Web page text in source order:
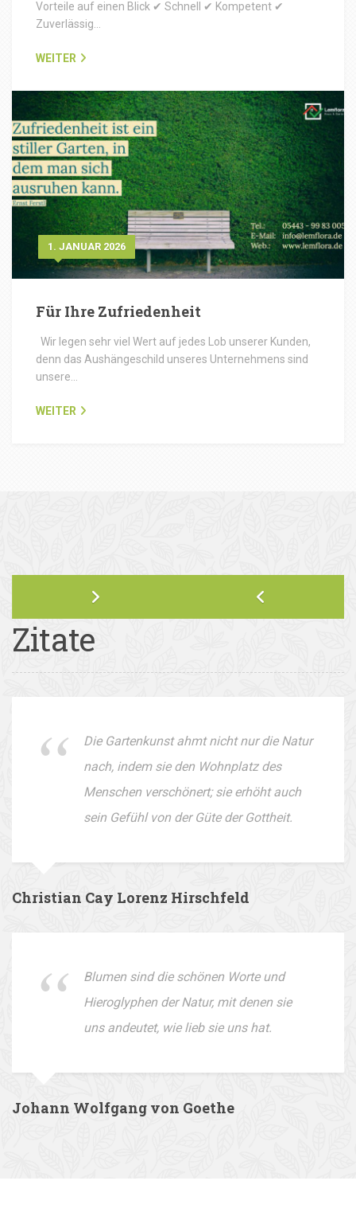
Vorteile auf einen Blick ✔ Schnell ✔ Kompetent ✔
Zuverlässig…
WEITER
1. JANUAR 2026
Für Ihre Zufriedenheit
Wir legen sehr viel Wert auf jedes Lob unserer Kunden,
denn das Aushängeschild unseres Unternehmens sind
unsere…
WEITER
Zitate
Die Gartenkunst ahmt nicht nur die Natur
nach, indem sie den Wohnplatz des
Menschen verschönert; sie erhöht auch
sein Gefühl von der Güte der Gottheit.
Christian Cay Lorenz Hirschfeld
Blumen sind die schönen Worte und
Hieroglyphen der Natur, mit denen sie
uns andeutet, wie lieb sie uns hat.
Johann Wolfgang von Goethe